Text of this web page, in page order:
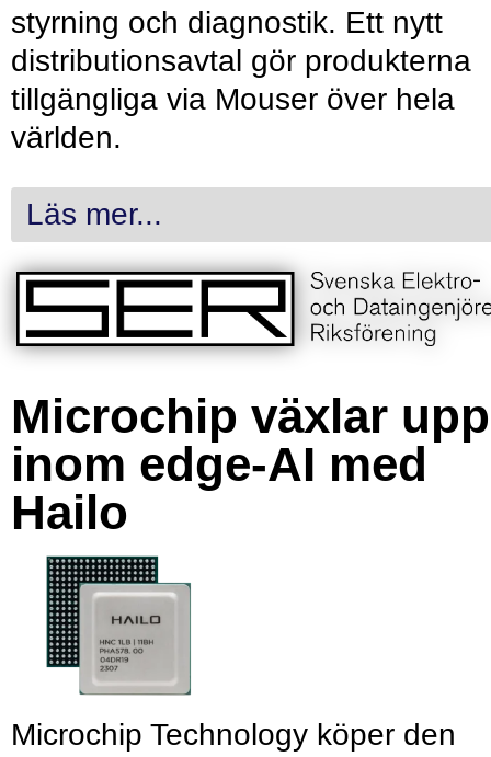
styrning och diagnostik. Ett nytt
distributionsavtal gör produkterna
tillgängliga via Mouser över hela
världen.
Läs mer...
Microchip växlar upp
inom edge-AI med
Hailo
Microchip Technology köper den